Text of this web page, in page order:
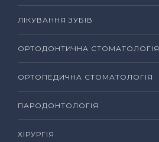
ЛІКУВАННЯ ЗУБІВ
ОРТОДОНТИЧНА СТОМАТОЛОГІЯ
ОРТОПЕДИЧНА СТОМАТОЛОГІЯ
ПАРОДОНТОЛОГІЯ
ХІРУРГІЯ